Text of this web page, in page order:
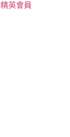
英會員